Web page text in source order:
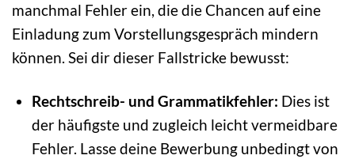
manchmal Fehler ein, die die Chancen auf eine
Einladung zum Vorstellungsgespräch mindern
können. Sei dir dieser Fallstricke bewusst:
Rechtschreib- und Grammatikfehler: Dies ist
der häufigste und zugleich leicht vermeidbare
Fehler. Lasse deine Bewerbung unbedingt von